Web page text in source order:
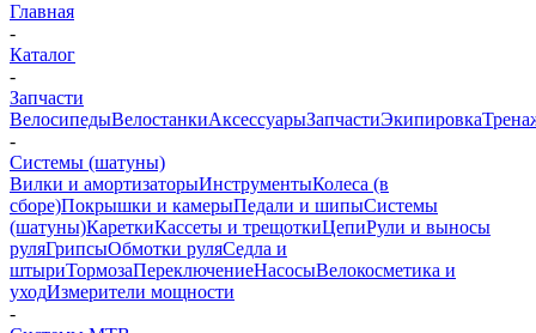
Главная
-
Каталог
-
Запчасти
ВелосипедыВелостанкиАксессуарыЗапчастиЭкипировка
-
Системы (шатуны)
Вилки и амортизаторыИнструментыКолеса (в
сборе)Покрышки и камерыПедали и шипыСистемы
(шатуны)КареткиКассеты и трещоткиЦепиРули и выносы
руляГрипсыОбмотки руляСедла и
штыриТормозаПереключениеНасосыВелокосметика и
уходИзмерители мощности
-